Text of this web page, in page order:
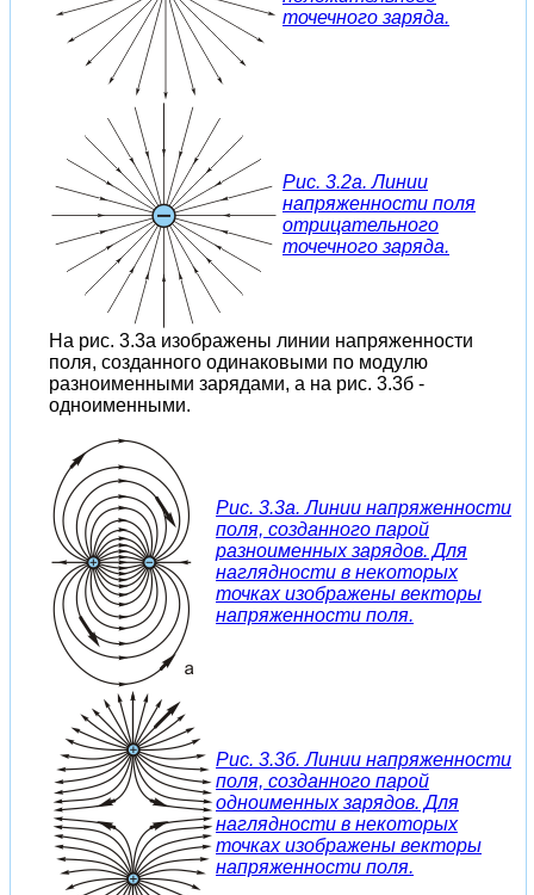
точечного заряда.
Рис. 3.2а. Линии
напряженности поля
отрицательного
точечного заряда.
На рис. 3.3а изображены линии напряженности
поля, созданного одинаковыми по модулю
разноименными зарядами, а на рис. 3.3б -
одноименными.
Рис. 3.3а. Линии напряженности
поля, созданного парой
разноименных зарядов. Для
наглядности в некоторых
точках изображены векторы
напряженности поля.
Рис. 3.3б. Линии напряженности
поля, созданного парой
одноименных зарядов. Для
наглядности в некоторых
точках изображены векторы
напряженности поля.